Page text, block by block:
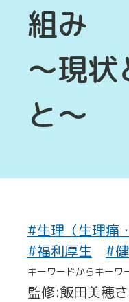
組み
～現
と～
#生理（生理痛
#福利厚生
#
キーワードからキーワ
監修:飯田美穂